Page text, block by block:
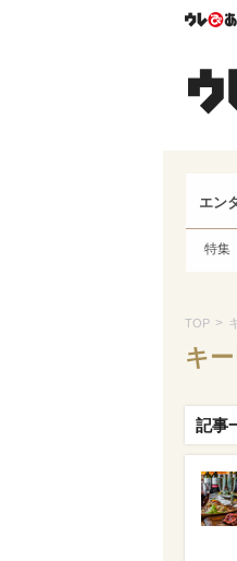
エン
特集
TOP >
キ
記事